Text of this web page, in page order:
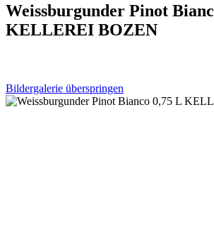
Weissburgunder Pinot
KELLEREI BOZEN
Bildergalerie überspringen